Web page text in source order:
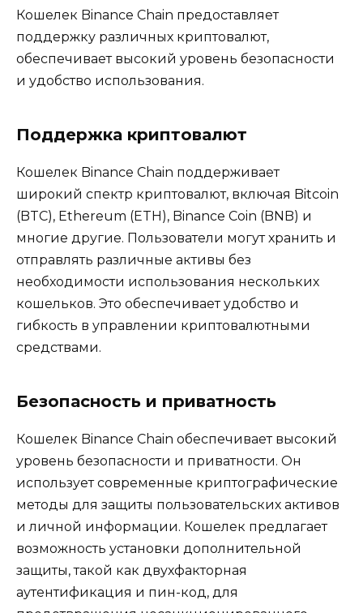
Кошелек Binance Chain предоставляет
поддержку различных криптовалют‚
обеспечивает высокий уровень безопасности
и удобство использования.
Поддержка криптовалют
Кошелек Binance Chain поддерживает
широкий спектр криптовалют‚ включая Bitcoin
(BTC)‚ Ethereum (ETH)‚ Binance Coin (BNB) и
многие другие.​ Пользователи могут хранить и
отправлять различные активы без
необходимости использования нескольких
кошельков. Это обеспечивает удобство и
гибкость в управлении криптовалютными
средствами.
Безопасность и приватность
Кошелек Binance Chain обеспечивает высокий
уровень безопасности и приватности.​ Он
использует современные криптографические
методы для защиты пользовательских активов
и личной информации. Кошелек предлагает
возможность установки дополнительной
защиты‚ такой как двухфакторная
аутентификация и пин-код‚ для